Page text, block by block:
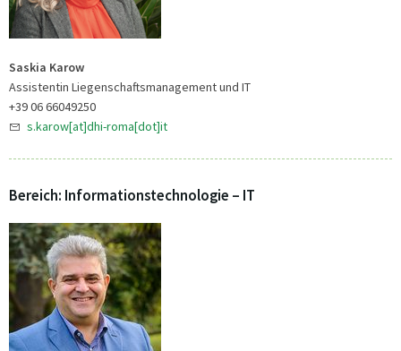
Saskia Karow
Assistentin Liegenschaftsmanagement und IT
+39 06 66049250
s.karow[at]dhi-roma[dot]it
Bereich: Informationstechnologie – IT